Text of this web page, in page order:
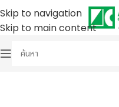
Skip to navigation
Skip to main content